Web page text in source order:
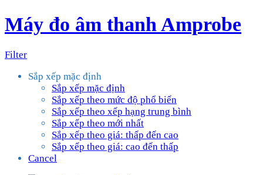
Máy đo âm thanh Amprobe
Filter
Sắp xếp mặc định
Sắp xếp mặc định
Sắp xếp theo mức độ phổ biến
Sắp xếp theo xếp hạng trung bình
Sắp xếp theo mới nhất
Sắp xếp theo giá: thấp đến cao
Sắp xếp theo giá: cao đến thấp
Cancel